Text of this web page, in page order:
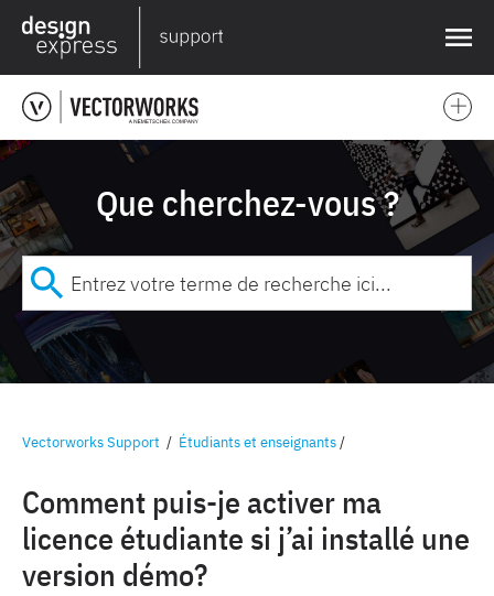
❌
Que cherchez-vous ?
Vectorworks Support / Étudiants et enseignants/
Comment puis-je activer ma
licence étudiante si j’ai installé une
version démo?